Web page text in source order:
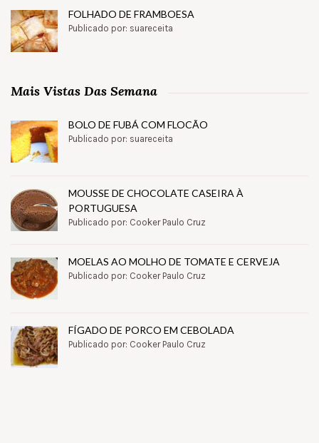
FOLHADO DE FRAMBOESA
Publicado por: suareceita
Mais Vistas Das Semana
BOLO DE FUBÁ COM FLOCÃO
Publicado por: suareceita
MOUSSE DE CHOCOLATE CASEIRA À
PORTUGUESA
Publicado por: Cooker Paulo Cruz
MOELAS AO MOLHO DE TOMATE E CERVEJA
Publicado por: Cooker Paulo Cruz
FÍGADO DE PORCO EM CEBOLADA
Publicado por: Cooker Paulo Cruz